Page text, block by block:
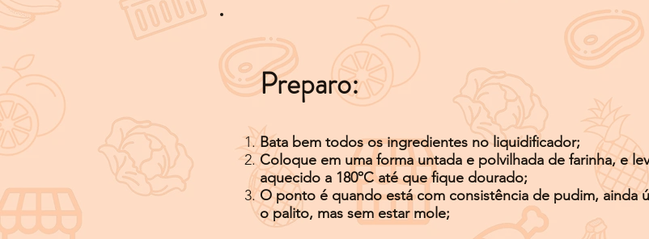
Preparo:
Bata bem todos os ingredientes no liquidificador;
Coloque em uma forma untada e polvilhada de farinha, e
aquecido a 180ºC até que fique dourado;
O ponto é quando está com consistência de pudim, ainda
o palito, mas sem estar mole;